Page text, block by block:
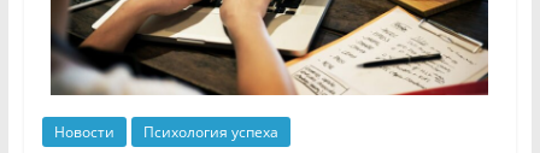
Новости Психология успеха